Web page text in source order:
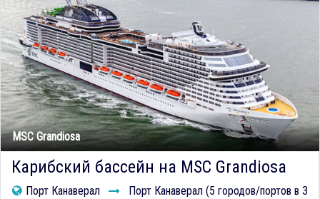
MSC Grandiosa
Карибский бассейн на MSC Grandiosa
Порт Канаверал
Порт Канаверал (5 городов/портов в 3